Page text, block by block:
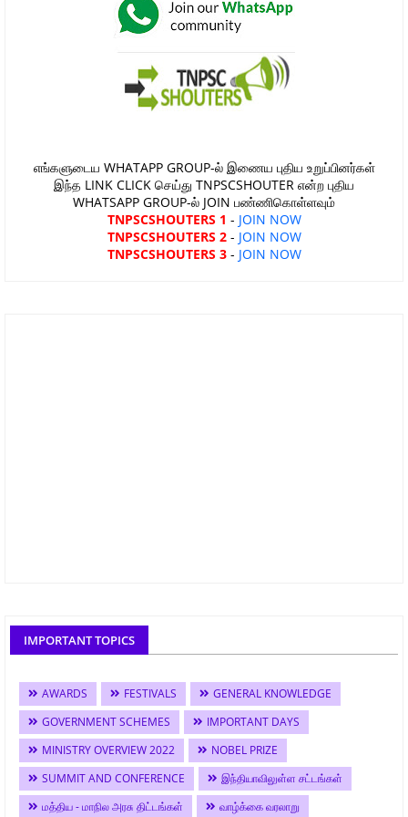
எங்களுடைய WHATAPP GROUP-ல் இணைய புதிய உறுப்பினர்கள்
இந்த LINK CLICK செய்து TNPSCSHOUTER என்ற புதிய
WHATSAPP GROUP-ல் JOIN பண்ணிகொள்ளவும்
TNPSCSHOUTERS 1 - JOIN NOW
TNPSCSHOUTERS 2- JOIN NOW
TNPSCSHOUTERS 3- JOIN NOW
IMPORTANT TOPICS
AWARDS FESTIVALS
GENERAL KNOWLEDGE
GOVERNMENT SCHEMES
IMPORTANT DAYS
MINISTRY OVERVIEW 2022
NOBEL PRIZE
SUMMIT AND CONFERENCE
இந்தியாவிலுள்ள சட்டங்கள்
மத்திய - மாநில அரசு திட்டங்கள்
வாழ்க்கை வரலாறு